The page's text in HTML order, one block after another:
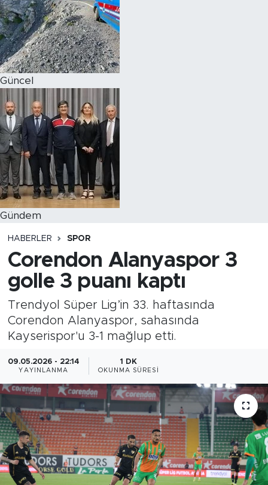
Güncel
Gündem
HABERLER SPOR
Corendon Alanyaspor 3
golle 3 puanı kaptı
Trendyol Süper Lig’in 33. haftasında
Corendon Alanyaspor, sahasında
Kayserispor'u 3-1 mağlup etti.
09.05.2026 - 22:14
YAYINLANMA
1 DK
OKUNMA SÜRESI
Magazin
Özel Haber
Politika
Resmi İlanlar
Sağlık
Spor
Turizm